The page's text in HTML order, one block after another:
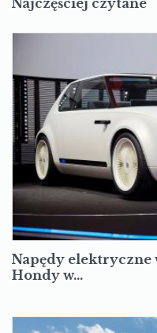
Najczęściej czytane
Napędy elektryczne
Hondy w…